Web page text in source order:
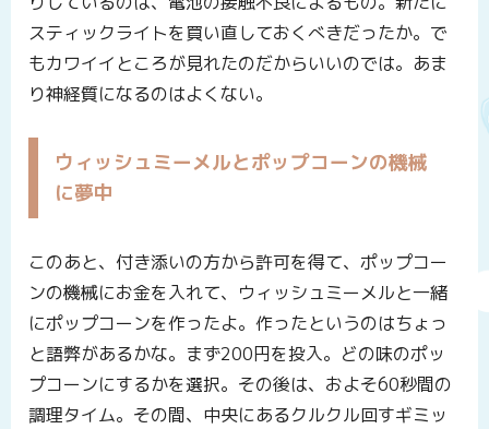
スティックライトを買い直しておくべきだったか。で
もカワイイところが見れたのだからいいのでは。あま
り神経質になるのはよくない。
ウィッシュミーメルとポップコーンの機械
に夢中
このあと、付き添いの方から許可を得て、ポップコー
ンの機械にお金を入れて、ウィッシュミーメルと一緒
にポップコーンを作ったよ。作ったというのはちょっ
と語弊があるかな。まず200円を投入。どの味のポッ
プコーンにするかを選択。その後は、およそ60秒間の
調理タイム。その間、中央にあるクルクル回すギミッ